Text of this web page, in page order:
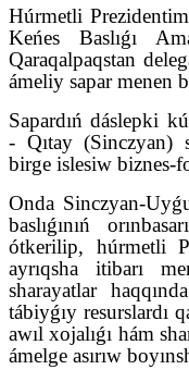
Húrmetli
Keńes Baslıǵı
Qaraqalpaqstan
ámeliy sapar menen
Sapardıń dáslepki
- Qıtay (Sinczyan)
birge islesiw biznes-
Onda Sinczyan-
baslıǵınıń
ótkerilip, húrmetli
ayrıqsha itibarı
sharayatlar
tábiyǵıy resurslardı
awıl xojalıǵı hám
ámelge asırıw